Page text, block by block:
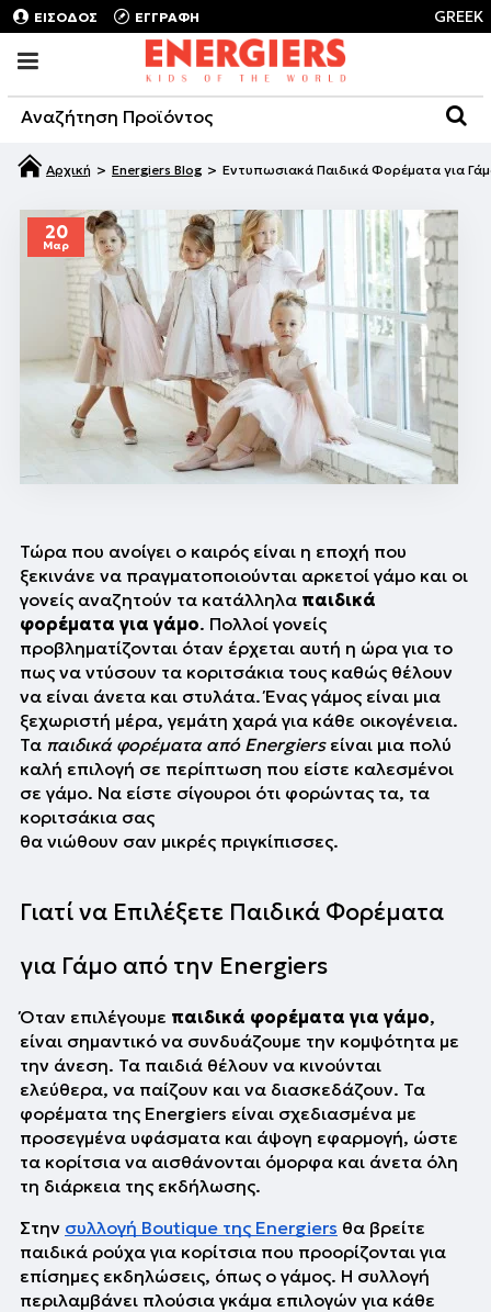
ΕΙΣΟΔΟΣ ΕΓΓΡΑΦΗ GREEK
Energiers Blog Εντυπωσιακά Παιδικά Φορέματα για
20
Μαρ
Τώρα που ανοίγει ο καιρός είναι η εποχή που
ξεκινάνε να πραγματοποιούνται αρκετοί γάμο και οι
γονείς αναζητούν τα κατάλληλα παιδικά
φορέματα για γάμο. Πολλοί γονείς
προβληματίζονται όταν έρχεται αυτή η ώρα για το
πως να ντύσουν τα κοριτσάκια τους καθώς θέλουν
να είναι άνετα και στυλάτα. Ένας γάμος είναι μια
ξεχωριστή μέρα, γεμάτη χαρά για κάθε οικογένεια.
Τα παιδικά φορέματα από Energiers είναι μια πολύ
καλή επιλογή σε περίπτωση που είστε καλεσμένοι
σε γάμο. Να είστε σίγουροι ότι φορώντας τα, τα
κοριτσάκια σας
θα νιώθουν σαν μικρές πριγκίπισσες.
Γιατί να Επιλέξετε Παιδικά Φορέματα
για Γάμο από την Energiers
Όταν επιλέγουμε παιδικά φορέματα για γάμο,
είναι σημαντικό να συνδυάζουμε την κομψότητα με
την άνεση. Τα παιδιά θέλουν να κινούνται
ελεύθερα, να παίζουν και να διασκεδάζουν. Τα
φορέματα της Energiers είναι σχεδιασμένα με
προσεγμένα υφάσματα και άψογη εφαρμογή, ώστε
τα κορίτσια να αισθάνονται όμορφα και άνετα όλη
τη διάρκεια της εκδήλωσης.
Στην συλλογή Boutique της Energiers θα βρείτε
παιδικά ρούχα για κορίτσια που προορίζονται για
επίσημες εκδηλώσεις, όπως ο γάμος. Η συλλογή
περιλαμβάνει πλούσια γκάμα επιλογών για κάθε